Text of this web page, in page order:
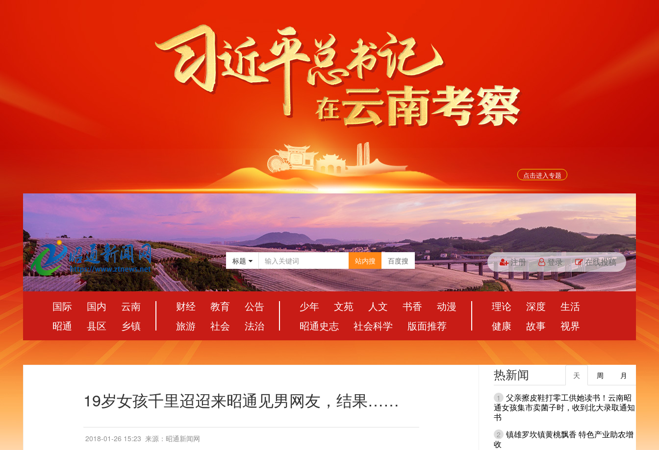
点击进入专题
标题 站内搜 百度搜 注册 登录 在线投稿
国际 国内
云南
昭通
县区 乡镇
财经 教育
公告
旅游
社会 法治
少年 文苑 人文 书香
动漫
昭通史志
社会科学 版面推荐
理论 深度
生活
健康
故事 视界
19岁女孩千里迢迢来昭通见男网友，结果……
2018-01-26 15:23 来源：昭通新闻网
热新闻 月
周
天
1
父亲擦皮鞋打零工供她读书！云南昭
通女孩集市卖菌子时，收到北大录取通知
书
2 镇雄罗坎镇黄桃飘香 特色产业助农增
收